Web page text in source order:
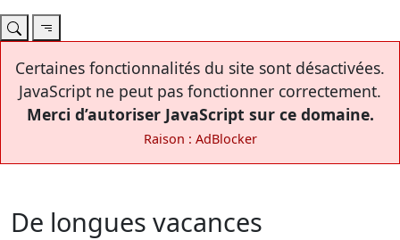
Certaines fonctionnalités du site sont désactivées.
JavaScript ne peut pas fonctionner correctement.
Merci d’autoriser JavaScript sur ce domaine.
Raison : AdBlocker
De longues vacances